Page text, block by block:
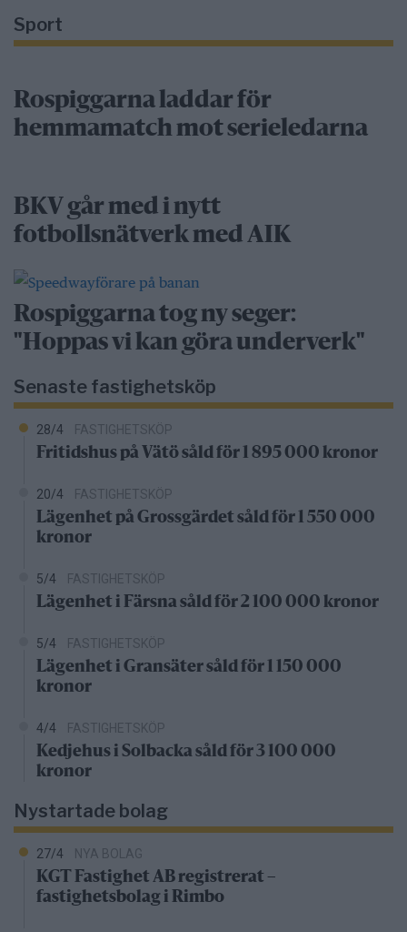
Sport
Rospiggarna laddar för
hemmamatch mot serieledarna
BKV går med i nytt
fotbollsnätverk med AIK
Rospiggarna tog ny seger:
"Hoppas vi kan göra underverk"
Senaste fastighetsköp
28/4 FASTIGHETSKÖP
Fritidshus på Vätö såld för 1 895 000 kronor
20/4 FASTIGHETSKÖP
Lägenhet på Grossgärdet såld för 1 550 000
kronor
5/4 FASTIGHETSKÖP
Lägenhet i Färsna såld för 2 100 000 kronor
5/4 FASTIGHETSKÖP
Lägenhet i Gransäter såld för 1 150 000
kronor
4/4 FASTIGHETSKÖP
Kedjehus i Solbacka såld för 3 100 000
kronor
Nystartade bolag
27/4 NYA BOLAG
KGT Fastighet AB registrerat –
fastighetsbolag i Rimbo